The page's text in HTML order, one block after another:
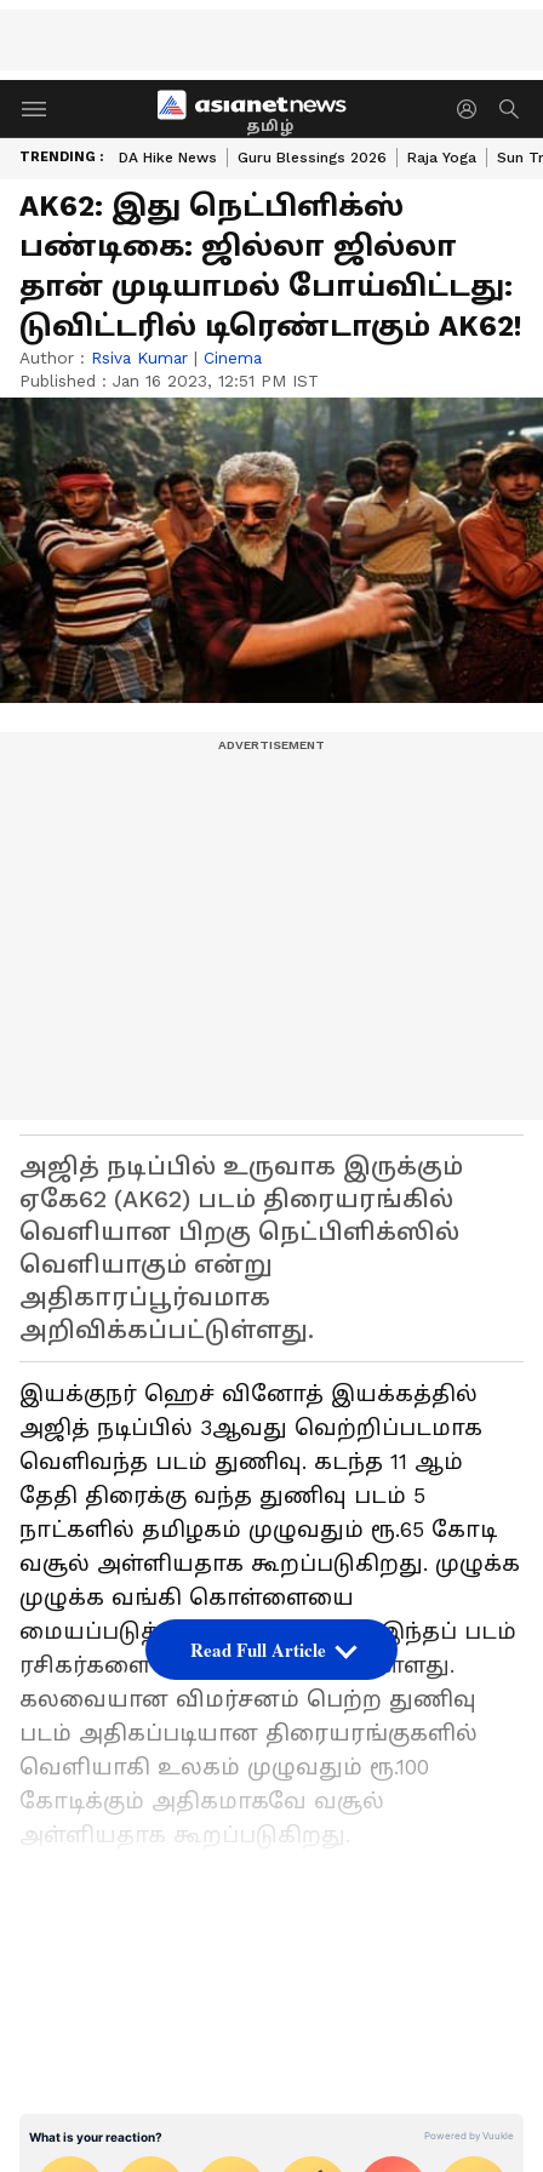
தமிழ்
TRENDING : DA Hike News Guru Blessings 2026 Raja Yoga Sun
AK62: இது நெட்பிளிக்ஸ்
பண்டிகை: ஜில்லா ஜில்லா
தான் முடியாமல் போய்விட்டது:
டுவிட்டரில் டிரெண்டாகும் AK62!
Author : Rsiva Kumar | Cinema
Published : Jan 16 2023, 12:51 PM IST
அஜித் நடிப்பில் உருவாக இருக்கும்
ஏகே62 (AK62) படம் திரையரங்கில்
வெளியான பிறகு நெட்பிளிக்ஸில்
வெளியாகும் என்று
அதிகாரப்பூர்வமாக
அறிவிக்கப்பட்டுள்ளது.
இயக்குநர் ஹெச் வினோத் இயக்கத்தில்
அஜித் நடிப்பில் 3ஆவது வெற்றிப்படமாக
வெளிவந்த படம் துணிவு. கடந்த 11 ஆம்
தேதி திரைக்கு வந்த துணிவு படம் 5
நாட்களில் தமிழகம் முழுவதும் ரூ.65 கோடி
வசூல் அள்ளியதாக கூறப்படுகிறது. முழுக்க
முழுக்க வங்கி கொள்ளையை
மையப்படுத்தி உருவாக்கப்பட்ட இந்தப் படம்
ரசிகர்களை வெகுவாக கவர்ந்துள்ளது.
கலவையான விமர்சனம் பெற்ற துணிவு
படம் அதிகப்படியான திரையரங்குகளில்
வெளியாகி உலகம் முழுவதும் ரூ.100
கோடிக்கும் அதிகமாகவே வசூல்
அள்ளியதாக கூறப்படுகிறது.
வாரிசு' திரைப்படத்தை தமிழகத்தில் சில
பகுதிகளிலும் வெளியிட்ட ரெட் ஜெயிண்ட்
Read Full Article